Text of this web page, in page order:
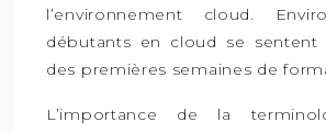
l’environnement cloud.
débutants en cloud se sentent
des premières semaines de
L’importance de la